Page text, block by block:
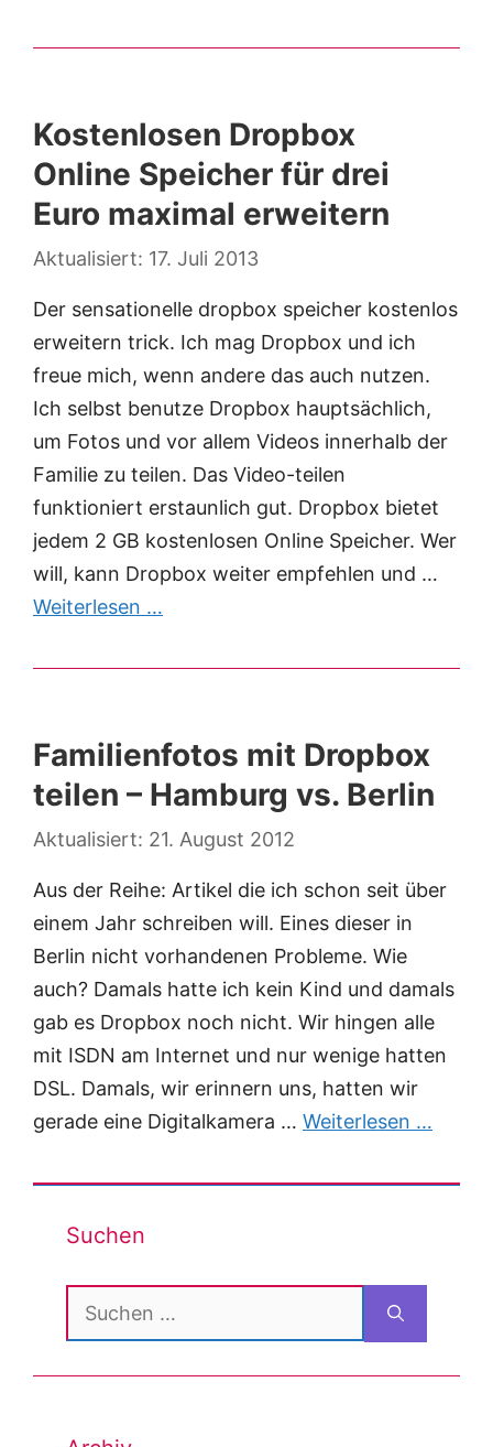
Kostenlosen Dropbox
Online Speicher für drei
Euro maximal erweitern
17. Juli 2013
Der sensationelle dropbox speicher kostenlos
erweitern trick. Ich mag Dropbox und ich
freue mich, wenn andere das auch nutzen.
Ich selbst benutze Dropbox hauptsächlich,
um Fotos und vor allem Videos innerhalb der
Familie zu teilen. Das Video-teilen
funktioniert erstaunlich gut. Dropbox bietet
jedem 2 GB kostenlosen Online Speicher. Wer
will, kann Dropbox weiter empfehlen und …
Weiterlesen …
Familienfotos mit Dropbox
teilen – Hamburg vs. Berlin
21. August 2012
Aus der Reihe: Artikel die ich schon seit über
einem Jahr schreiben will. Eines dieser in
Berlin nicht vorhandenen Probleme. Wie
auch? Damals hatte ich kein Kind und damals
gab es Dropbox noch nicht. Wir hingen alle
mit ISDN am Internet und nur wenige hatten
DSL. Damals, wir erinnern uns, hatten wir
gerade eine Digitalkamera … Weiterlesen …
Suchen
Suchen
nach: